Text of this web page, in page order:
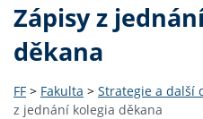
Zápisy z
děkana
FF > Fakulta > Strategie a další
z jednání kolegia děkana